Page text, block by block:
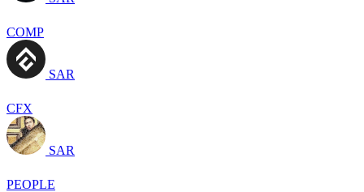
COMP
SAR
CFX
SAR
PEOPLE